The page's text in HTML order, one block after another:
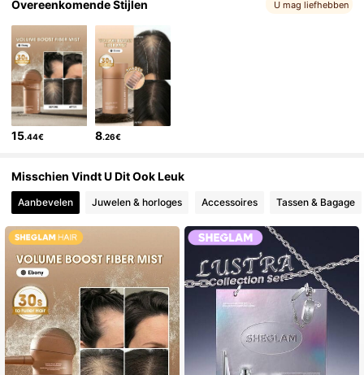
Overeenkomende Stijlen U mag liefhebben
15.44€ 8.26€
Misschien Vindt U Dit Ook Leuk
Aanbevelen Juwelen & horloges Accessoires Tassen & Bagage